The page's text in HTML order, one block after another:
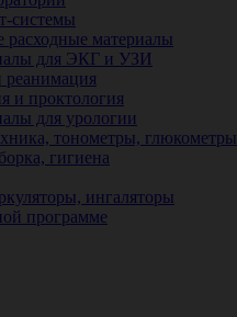
системы
расходные материалы
для ЭКГ и УЗИ
реанимация
и проктология
для урологии
тонометры, глюкометры
гигиена
ингаляторы
программе